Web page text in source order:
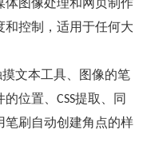
体图像处理和网页制作
和控制，适用于任何大
摸文本工具、图像的笔
位置、CSS提取、同
笔刷自动创建角点的样